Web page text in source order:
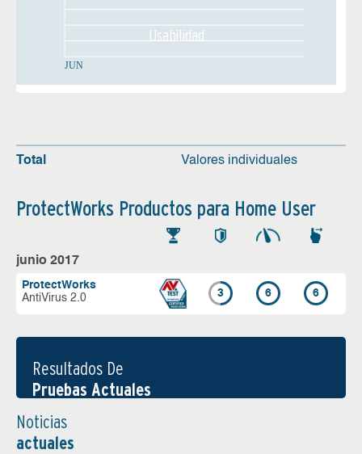
JUN
Usabilidad
Total Valores individuales
ProtectWorks Productos para Home User
junio 2017
ProtectWorks
AntiVirus 2.0
3 6 6
Resultados De
Pruebas Actuales
Noticias
actuales